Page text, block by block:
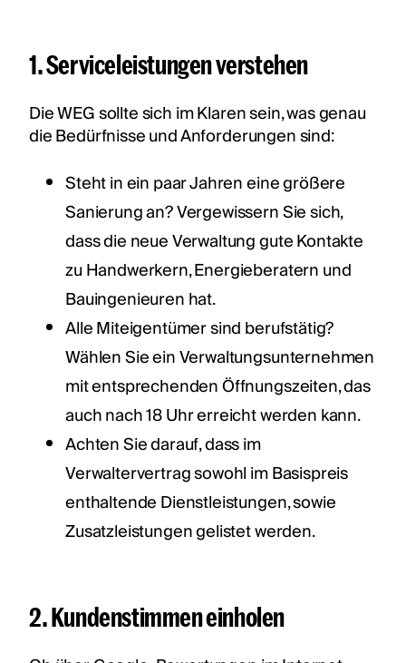
1. Serviceleistungen verstehen
Die WEG sollte sich im Klaren sein, was genau
die Bedürfnisse und Anforderungen sind:
Steht in ein paar Jahren eine größere
Sanierung an? Vergewissern Sie sich,
dass die neue Verwaltung gute Kontakte
zu Handwerkern, Energieberatern und
Bauingenieuren hat.
Alle Miteigentümer sind berufstätig?
Wählen Sie ein Verwaltungsunternehmen
mit entsprechenden Öffnungszeiten, das
auch nach 18 Uhr erreicht werden kann.
Achten Sie darauf, dass im
Verwaltervertrag sowohl im Basispreis
enthaltende Dienstleistungen, sowie
Zusatzleistungen gelistet werden.
2. Kundenstimmen einholen